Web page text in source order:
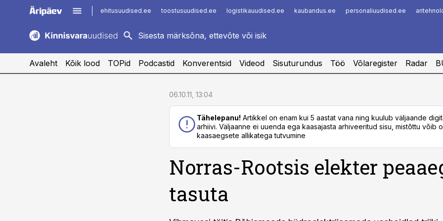
ehitusuudised.ee toostusuudised.ee logistikauudised.ee kaubandus.ee personaliuudised.ee
kaubandus.ee
logistikauudised.ee
imelineajalugu.ee
Infopank
Avaleht Kõik lood TOPid Podcastid Konverentsid Videod Sisuturundus Töö Võlaregister Radar
06.10.11, 13:04
Tähelepanu! Artikkel on enam kui 5 aastat vana ning kuulub väljaande
arhiivi. Väljaanne ei uuenda ega kaasajasta arhiveeritud sisu, mistõttu võib
kaasaegsete allikatega tutvumine
Norras-Rootsis elekter
tasuta